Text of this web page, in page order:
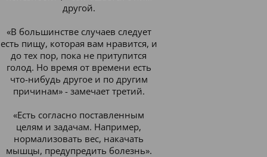
другой.
«В большинстве случаев следует
есть пищу, которая вам нравится, и
до тех пор, пока не притупится
голод. Но время от времени есть
что-нибудь другое и по другим
причинам» - замечает третий.
«Есть согласно поставленным
целям и задачам. Например,
нормализовать вес, накачать
мышцы, предупредить болезнь».